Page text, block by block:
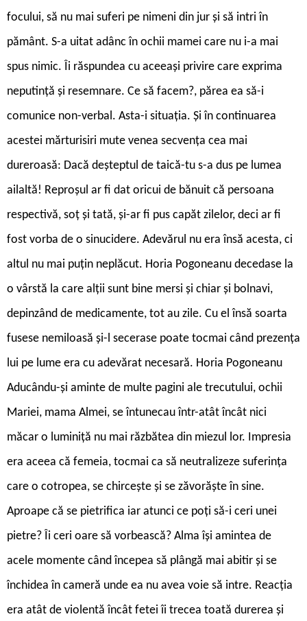
focului, să nu mai suferi pe nimeni din jur și să intri în
pământ. S-a uitat adânc în ochii mamei care nu i-a mai
spus nimic. Îi răspundea cu aceeași privire care exprima
neputință și resemnare. Ce să facem?, părea ea să-i
comunice non-verbal. Asta-i situația. Și în continuarea
acestei mărturisiri mute venea secvența cea mai
dureroasă: Dacă deșteptul de taică-tu s-a dus pe lumea
ailaltă! Reproșul ar fi dat oricui de bănuit că persoana
respectivă, soț și tată, și-ar fi pus capăt zilelor, deci ar fi
fost vorba de o sinucidere. Adevărul nu era însă acesta, ci
altul nu mai puțin neplăcut. Horia Pogoneanu decedase la
o vârstă la care alții sunt bine mersi și chiar și bolnavi,
depinzând de medicamente, tot au zile. Cu el însă soarta
fusese nemiloasă și-l secerase poate tocmai când prezența
lui pe lume era cu adevărat necesară. Horia Pogoneanu
Aducându-și aminte de multe pagini ale trecutului, ochii
Mariei, mama Almei, se întunecau într-atât încât nici
măcar o luminiță nu mai răzbătea din miezul lor. Impresia
era aceea că femeia, tocmai ca să neutralizeze suferința
care o cotropea, se chircește și se zăvorăște în sine.
Aproape că se pietrifica iar atunci ce poți să-i ceri unei
pietre? Îi ceri oare să vorbească? Alma își amintea de
acele momente când începea să plângă mai abitir și se
închidea în cameră unde ea nu avea voie să intre. Reacția
era atât de violentă încât fetei îi trecea toată durerea și